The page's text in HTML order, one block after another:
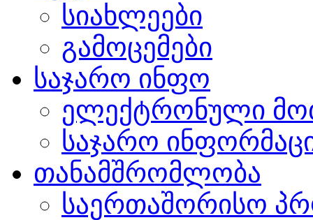
სიახლეები
გამოცემები
საჯარო ინფო
ელექტრონული
საჯარო
თანამშრომლობა
საერთაშორისო